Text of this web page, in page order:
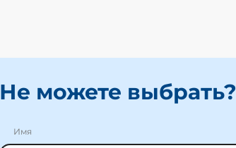
Не можете выбрать?
Имя